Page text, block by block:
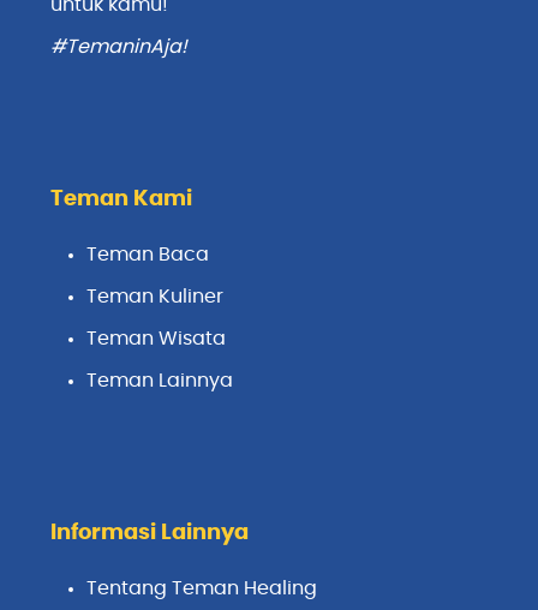
untuk kamu!
#TemaninAja!
Teman Kami
Teman Baca
Teman Kuliner
Teman Wisata
Teman Lainnya
Informasi Lainnya
Tentang Teman Healing